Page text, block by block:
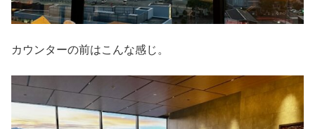
カウンターの前はこんな感じ。